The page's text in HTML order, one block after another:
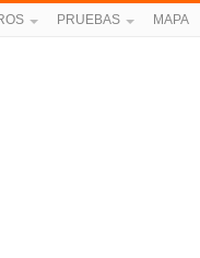
PRUEBAS MAPA